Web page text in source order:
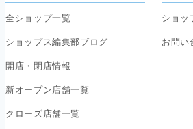
全ショップ一覧
ショップス編集部ブログ
開店・閉店情報
新オープン店舗一覧
クローズ店舗一覧
ショッ
お問い